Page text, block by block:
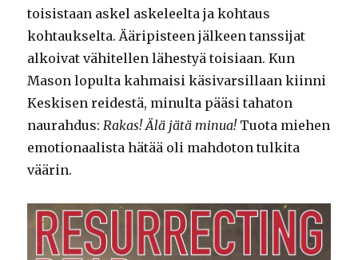
toisistaan askel askeleelta ja kohtaus
kohtaukselta. Ääripisteen jälkeen tanssijat
alkoivat vähitellen lähestyä toisiaan. Kun
Mason lopulta kahmaisi käsivarsillaan kiinni
Keskisen reidestä, minulta pääsi tahaton
naurahdus: Rakas! Älä jätä minua!Tuota miehen
emotionaalista hätää oli mahdoton tulkita
väärin.